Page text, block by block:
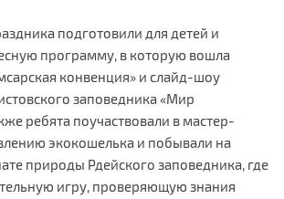
подготовили для детей и
программу, в которую вошла
конвенция» и слайд-шоу
заповедника «Мир
ребята поучаствовали в мастер-
экокошелька и побывали на
природы Рдейского заповедника, где
игру, проверяющую знания